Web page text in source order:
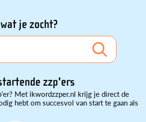
je zocht?
zzp'ers
Met ikwordzzper.nl krijg je direct de
hebt om succesvol van start te gaan als